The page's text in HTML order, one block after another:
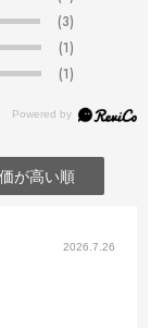
(3)
(1)
(1)
が高い順
2026.7.26